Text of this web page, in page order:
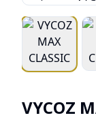
VYCOZ